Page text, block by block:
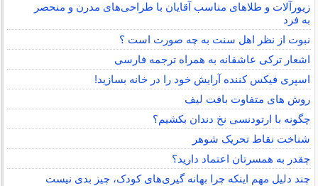
زیورآلات و طلاهای مناسب آقایان با طراحی‌های مدرن و منحصر
به فرد
نبوت از نظر اهل سنت به چه صورت است ؟
اشعار ترکی عاشقانه به همراه ترجمه فارسی
اسپری فیکس کننده آرایش خود را در خانه بسازید!
روش های متفاوت بافت لیف
چگونه با ارتودنسی نخ دندان بکشیم؟
شناخت نقاط تحریک شوهر
چقدر به همسرتان اعتماد دارید؟
چند دلیل مهم اینکه چرا بهانه گیری‌های کودک، چیز بدی نیست